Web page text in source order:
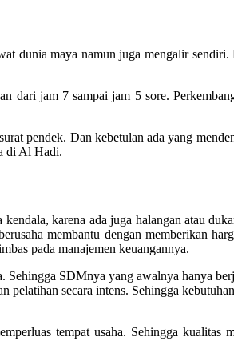
dunia maya namun juga mengalir
dari jam 7 sampai jam 5 sore.
pendek. Dan kebetulan ada yang
di Al Hadi.
karena ada juga halangan atau
membantu dengan memberikan
pada manajemen keuangannya.
SDMnya yang awalnya hanya
pelatihan secara intens. Sehingga
tempat usaha. Sehingga kualitas